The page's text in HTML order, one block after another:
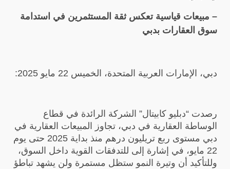
– مبيعات قياسية تعكس ثقة المستثمرين في استدامة
سوق العقارات بدبي
دبي، الإمارات العربية المتحدة، الخميس 22 مايو 2025:
رصدت “دبليو كابيتال” الشركة الرائدة في قطاع
الوساطة العقارية في دبي، تجاوز المبيعات العقارية في
دبي مستوى ربع تريليون درهم منذ بداية 2025 حتى يوم
22 مايو، في إشارة إلى للتدفقات القوية داخل السوق،
وللتأكيد أن وتيرة النمو ستظل مستمرة ولن يشهد تباطؤ